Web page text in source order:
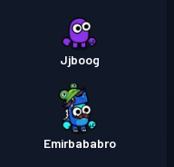
Jjboog
Emirbababro